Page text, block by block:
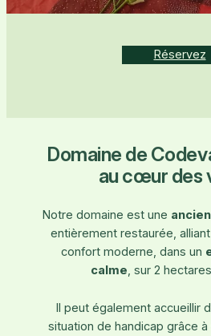
Réservez
Domaine de
au cœur des
Notre domaine est une
entièrement restaurée,
confort moderne, dans un
calme, sur 2
Il peut également accueillir
situation de handicap grâce